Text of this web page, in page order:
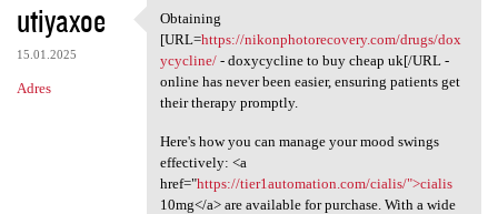
utiyaxoe
15.01.2025
Adres
Obtaining [URL=https:/
Obtaining
[URL=https://nikonphotorecovery.com/drugs/dox
ycycline/- doxycycline to buy cheap uk[/URL -
online has never been easier, ensuring patients get
their therapy promptly.
Here's how you can manage your mood swings
effectively: <a
href="https://tier1automation.com/cialis/">cialis
10mg</a> are available for purchase. With a wide